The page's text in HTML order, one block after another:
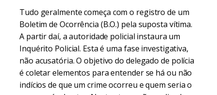
Tudo geralmente começa com o registro de um
Boletim de Ocorrência (B.O.) pela suposta vítima.
A partir daí, a autoridade policial instaura um
Inquérito Policial. Esta é uma fase investigativa,
não acusatória. O objetivo do delegado de polícia
é coletar elementos para entender se há ou não
indícios de que um crime ocorreu e quem seria o